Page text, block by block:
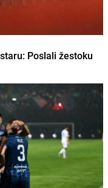
Poslali žestoku